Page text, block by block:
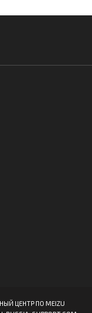
ЦЕНТР ПО MEIZU